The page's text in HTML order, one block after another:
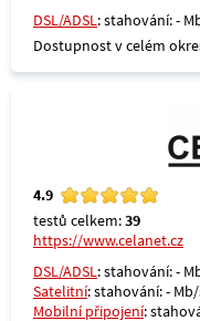
DSL/ADSL: stahování: -
Dostupnost v celém
4.9
testů celkem:39
https://www.celanet.cz
DSL/ADSL: stahování: -
Satelitní: stahování: -
Mobilní připojení: